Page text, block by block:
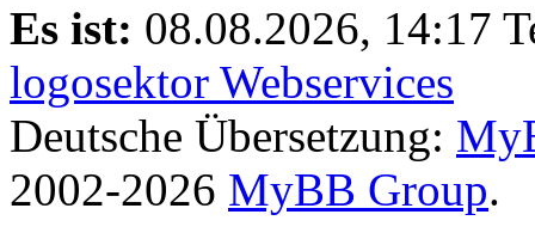
Es ist: 08.08.2026, 14:17
logosektor Webservices
Deutsche Übersetzung:
2002-2026 MyBB Group.